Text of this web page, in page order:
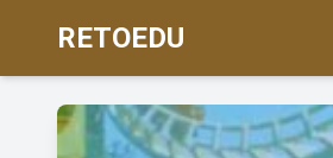
RETOEDU